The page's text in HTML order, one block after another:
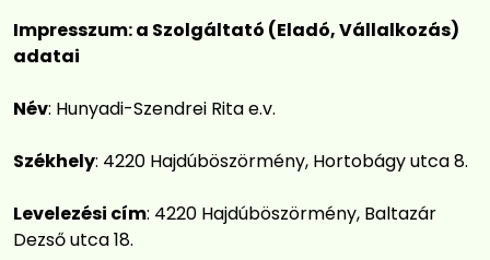
Impresszum: a Szolgáltató (Eladó, Vállalkozás)
adatai
Név: Hunyadi-Szendrei Rita e.v.
Székhely: 4220 Hajdúböszörmény, Hortobágy utca 8.
Levelezési cím: 4220 Hajdúböszörmény, Baltazár
Dezső utca 18.